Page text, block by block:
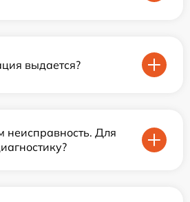
выдается?
неисправность. Для